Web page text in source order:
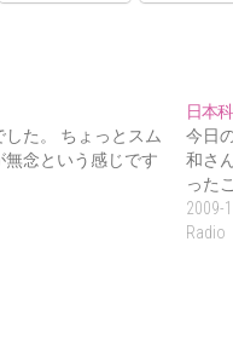
た。 ちょっとスム
念という感じです
日本
今日
和さ
った
2009-
Radio